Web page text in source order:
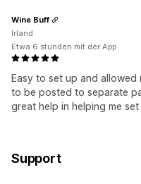
Easy to set up and
to be posted to separate
great help in helping me
Wine Buff
Irland
Etwa 6 stunden mit der App
Support